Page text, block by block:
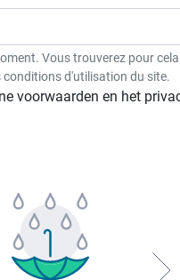
Vous trouverez pour
conditions d'utilisation du site.
voorwaarden en het